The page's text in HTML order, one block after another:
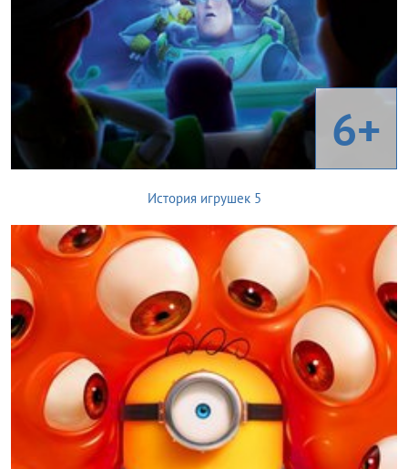
6+
История игрушек 5